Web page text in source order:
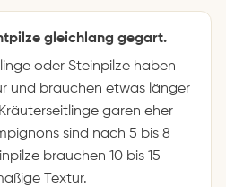
gleichlang gegart.
oder Steinpilze haben
und brauchen etwas länger
garen eher
sind nach 5 bis 8
brauchen 10 bis 15
Textur.